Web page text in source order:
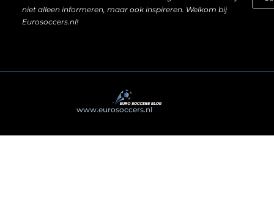
niet alleen informeren, maar ook inspireren. Welkom bij
Eurosoccers.nl!
www.eurosoccers.nl. All Right Reserved.